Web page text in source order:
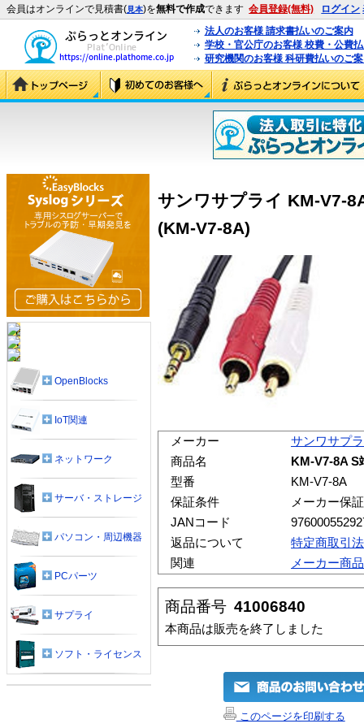
会員はオンラインで見積書(見本)を無料で作成できます 会員登録(無料) ログイン
法人のお客様 請求書払いのご案内
学校・官公庁のお客様 校費・公費
研究機関のお客様 科研費払いのご
サンワサプライ KM-V7-
(KM-V7-8A)
メーカー
サンワサプ
商品名
KM-V7-8A S
型番
KM-V7-8A
保証条件
メーカー保証
JANコード
返品について
特定商取引
関連
メーカー商
商品番号 41006840
本商品は販売を終了しました
このページを印刷する
OpenBlocks
IoT関連
ネットワーク
サーバ・ストレージ
パソコン・周辺機器
PCパーツ
サプライ
ソフト・ライセンス